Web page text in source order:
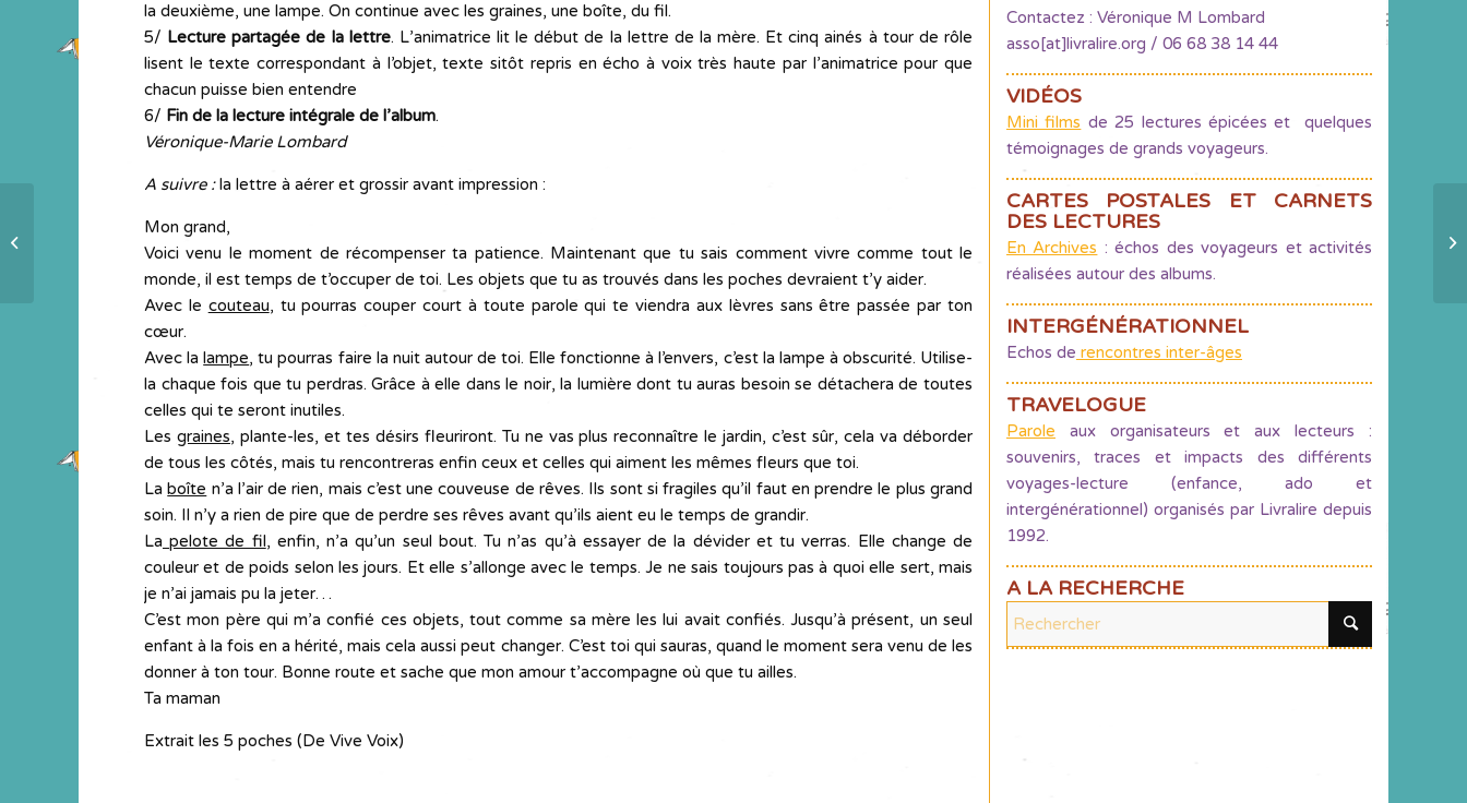
la deuxième, une lampe. On continue avec les graines, une boîte, du fil.
5/ Lecture partagée de la lettre. L’animatrice lit le début de la lettre de la mère. Et cinq ainés à tour de rôle
lisent le texte correspondant à l’objet, texte sitôt repris en écho à voix très haute par l’animatrice pour que
chacun puisse bien entendre
6/ Fin de la lecture intégrale de l’album.
Véronique-Marie Lombard
A suivre :la lettre à aérer et grossir avant impression :
Mon grand,
Voici venu le moment de récompenser ta patience. Maintenant que tu sais comment vivre comme tout le
monde, il est temps de t’occuper de toi. Les objets que tu as trouvés dans les poches devraient t’y aider.
Avec le couteau, tu pourras couper court à toute parole qui te viendra aux lèvres sans être passée par ton
cœur.
Avec lalampe, tu pourras faire la nuit autour de toi. Elle fonctionne à l’envers, c’est la lampe à obscurité. Utilise-
la chaque fois que tu perdras. Grâce à elle dans le noir, la lumière dont tu auras besoin se détachera de toutes
celles qui te seront inutiles.
Les graines, plante-les, et tes désirs fleuriront. Tu ne vas plus reconnaître le jardin, c’est sûr, cela va déborder
de tous les côtés, mais tu rencontreras enfin ceux et celles qui aiment les mêmes fleurs que toi.
Laboîte n’a l’air de rien, mais c’est une couveuse de rêves. Ils sont si fragiles qu’il faut en prendre le plus grand
soin. Il n’y a rien de pire que de perdre ses rêves avant qu’ils aient eu le temps de grandir.
La pelote de fil, enfin, n’a qu’un seul bout. Tu n’as qu’à essayer de la dévider et tu verras. Elle change de
couleur et de poids selon les jours. Et elle s’allonge avec le temps. Je ne sais toujours pas à quoi elle sert, mais
je n’ai jamais pu la jeter…
C’est mon père qui m’a confié ces objets, tout comme sa mère les lui avait confiés. Jusqu’à présent, un seul
enfant à la fois en a hérité, mais cela aussi peut changer. C’est toi qui sauras, quand le moment sera venu de les
donner à ton tour. Bonne route et sache que mon amour t’accompagne où que tu ailles.
Ta maman
Extrait les 5 poches (De Vive Voix)
Contactez : Véronique M Lombard
asso[at]livralire.org / 06 68 38 14 44
VIDÉOS
Mini films de 25 lectures épicées et quelques
témoignages de grands voyageurs.
CARTES POSTALES ET CARNETS
DES LECTURES
En Archives : échos des voyageurs et activités
réalisées autour des albums.
INTERGÉNÉRATIONNEL
Echos de rencontres inter-âges
TRAVELOGUE
Parole aux organisateurs et aux lecteurs :
souvenirs, traces et impacts des différents
voyages-lecture (enfance, ado et
intergénérationnel) organisés par Livralire depuis
1992.
A LA RECHERCHE
Projet de construction